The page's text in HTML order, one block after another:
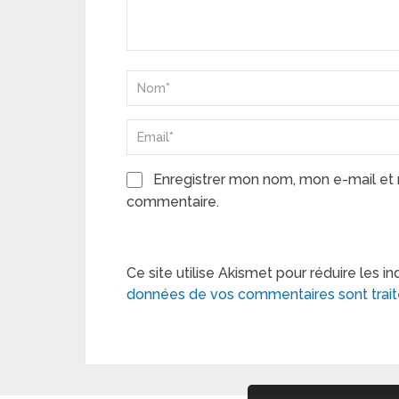
Enregistrer mon nom, mon e-mail
commentaire.
Ce site utilise Akismet pour réduire les
données de vos commentaires sont